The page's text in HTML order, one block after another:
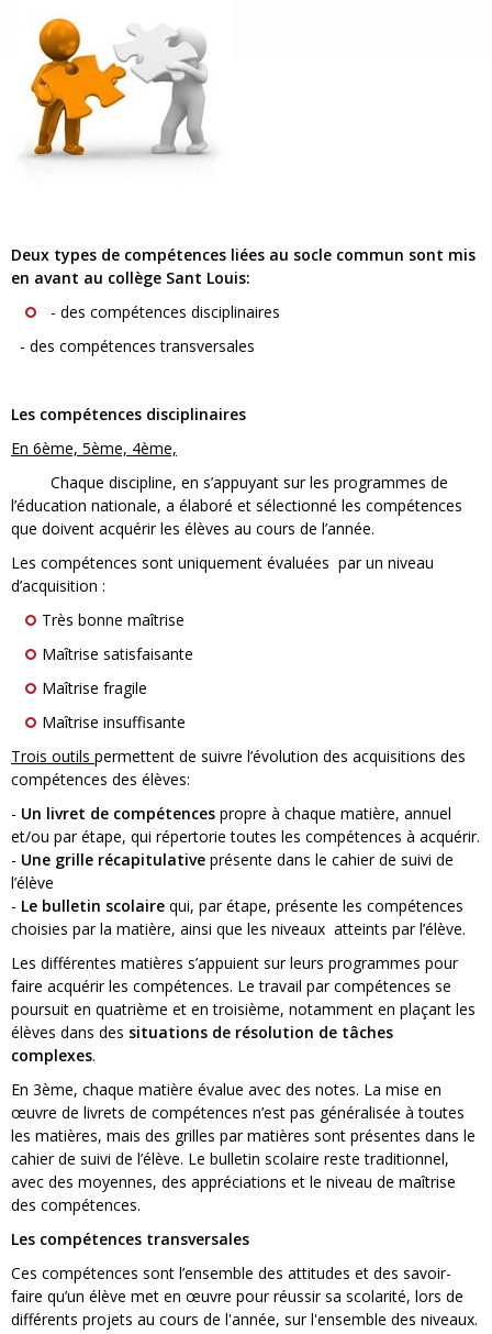
Deux types de compétences liées au socle commun sont mis
en avant au collège Sant Louis:
- des compétences disciplinaires
- des compétences transversales
Les compétences disciplinaires
En 6ème, 5ème, 4ème,
Chaque discipline, en s’appuyant sur les programmes de
l’éducation nationale, a élaboré et sélectionné les compétences
que doivent acquérir les élèves au cours de l’année.
Les compétences sont uniquement évaluées par un niveau
d’acquisition :
Très bonne maîtrise
Maîtrise satisfaisante
Maîtrise fragile
Maîtrise insuffisante
Trois outils permettent de suivre l’évolution des acquisitions des
compétences des élèves:
- Un livret de compétences propre à chaque matière, annuel
et/ou par étape, qui répertorie toutes les compétences à acquérir.
- Une grille récapitulative présente dans le cahier de suivi de
l’élève
- Le bulletin scolaire qui, par étape, présente les compétences
choisies par la matière, ainsi que les niveaux atteints par l’élève.
Les différentes matières s’appuient sur leurs programmes pour
faire acquérir les compétences. Le travail par compétences se
poursuit en quatrième et en troisième, notamment en plaçant les
élèves dans des situations de résolution de tâches
complexes.
En 3ème, chaque matière évalue avec des notes. La mise en
œuvre de livrets de compétences n’est pas généralisée à toutes
les matières, mais des grilles par matières sont présentes dans le
cahier de suivi de l’élève. Le bulletin scolaire reste traditionnel,
avec des moyennes, des appréciations et le niveau de maîtrise
des compétences.
Les compétences transversales
Ces compétences sont l’ensemble des attitudes et des savoir-
faire qu’un élève met en œuvre pour réussir sa scolarité, lors de
différents projets au cours de l'année, sur l'ensemble des niveaux.